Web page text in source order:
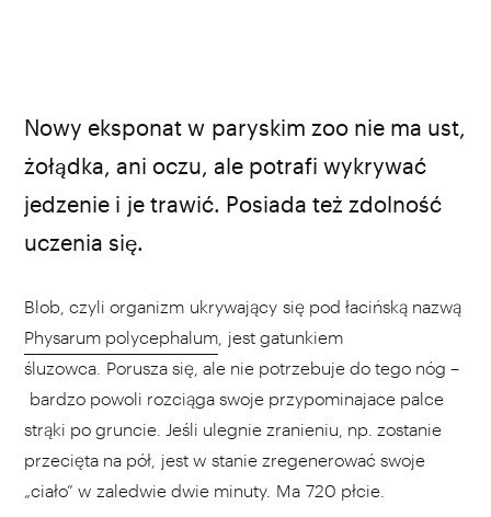
źródło: Wikipedia
Nowy eksponat w paryskim zoo nie ma ust,
żołądka, ani oczu, ale potrafi wykrywać
jedzenie i je trawić. Posiada też zdolność
uczenia się.
Blob, czyli organizm ukrywający się pod łacińską nazwą
Physarum polycephalum , jest gatunkiem
śluzowca. Porusza się, ale nie potrzebuje do tego nóg –
bardzo powoli rozciąga swoje przypominajace palce
strąki po gruncie. Jeśli ulegnie zranieniu, np. zostanie
przecięta na pół, jest w stanie zregenerować swoje
„ciało” w zaledwie dwie minuty. Ma 720 płcie.